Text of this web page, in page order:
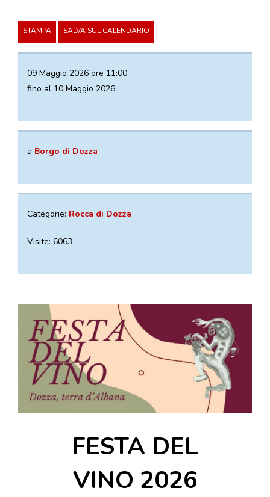
LABORATORI
NOLEGGIO SALE E MATRIMONI
BOOKSHOP
EVENTI
ARCHIVIO EVENTI
INFORMAZIONE
TURISTICA
UFFICIO TURISTICO DI DOZZA
ATTRAZIONI
EVENTI
ITINERARI
MURO
DIPINTO
STAMPA SALVA SUL CALENDARIO
09 Maggio 2026 ore 11:00
fino al 10 Maggio 2026
a Borgo di Dozza
Categorie: Rocca di Dozza
Visite: 6063
FESTA DEL
VINO 2026